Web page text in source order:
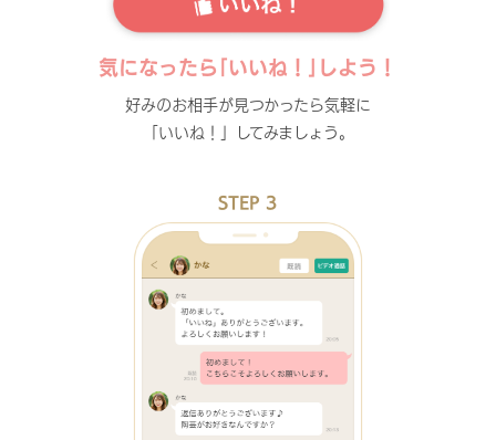
気になったら｢いいね！｣しよう！
好みのお相手が見つかったら気軽に
「いいね！」してみましょう。
STEP 3